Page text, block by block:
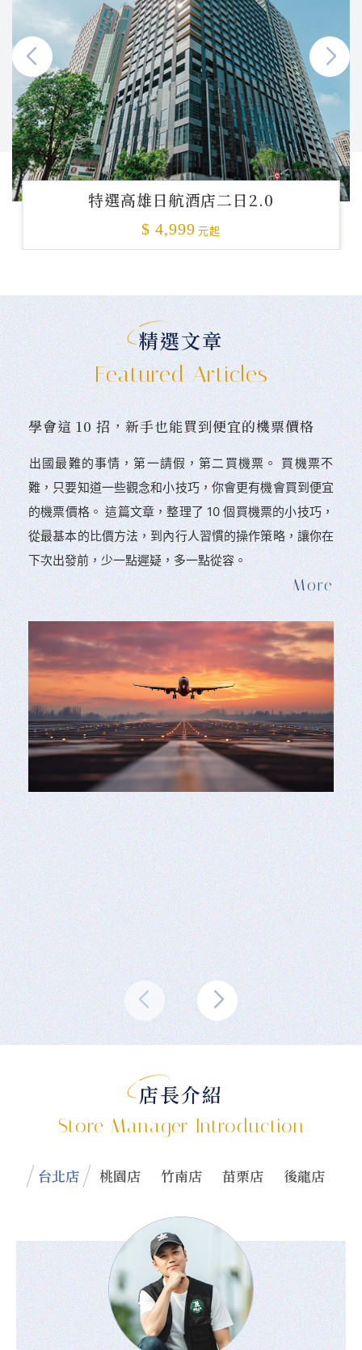
特選高雄日航酒店二日2.0
$ 4,999 元起
精選文章
Featured Articles
學會這 10 招，新手也能買到便宜的機票價格
󠀠出國最難的事情，第一請假，第二買機票。 󠀠買機票不
難，只要知道一些觀念和小技巧，你會更有機會買到便宜
的機票價格。 這篇文章，整理了 10 個買機票的小技巧，
從最基本的比價方法，到內行人習慣的操作策略，讓你在
下次出發前，少一點遲疑，多一點從容。
店長介紹
Store Manager Introduction
台北店 桃園店 竹南店 苗栗店 後龍店